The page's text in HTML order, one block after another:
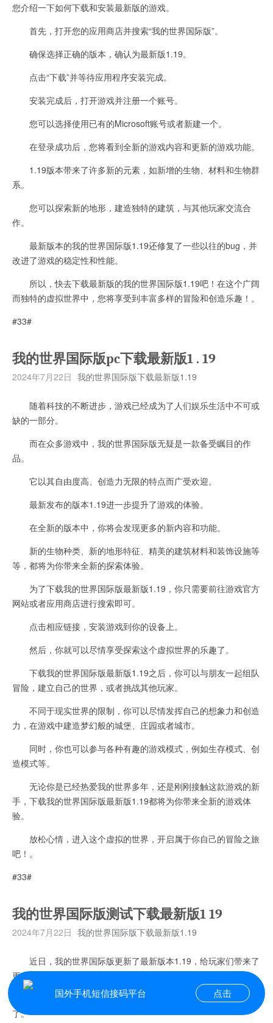
您介绍一下如何下载和安装最新版的游戏。
首先，打开您的应用商店并搜索“我的世界国际版”。
确保选择正确的版本，确认为最新版1.19。
点击“下载”并等待应用程序安装完成。
安装完成后，打开游戏并注册一个账号。
您可以选择使用已有的Microsoft账号或者新建一个。
在登录成功后，您将看到全新的游戏内容和更新的游戏功能。
1.19版本带来了许多新的元素，如新增的生物、材料和生物群
系。
您可以探索新的地形，建造独特的建筑，与其他玩家交流合
作。
最新版本的我的世界国际版1.19还修复了一些以往的bug，并
改进了游戏的稳定性和性能。
所以，快去下载最新版的我的世界国际版1.19吧！在这个广阔
而独特的虚拟世界中，您将享受到丰富多样的冒险和创造乐趣！。
#33#
我的世界国际版pc下载最新版1 . 19
2024年7月22日 我的世界国际版下载最新版1.19
随着科技的不断进步，游戏已经成为了人们娱乐生活中不可或
缺的一部分。
而在众多游戏中，我的世界国际版无疑是一款备受瞩目的作
品。
它以其自由度高、创造力无限的特点而广受欢迎。
最新发布的版本1.19进一步提升了游戏的体验。
在全新的版本中，你将会发现更多的新内容和功能。
新的生物种类、新的地形特征、精美的建筑材料和装饰设施等
等，都将为你带来全新的探索体验。
为了下载我的世界国际版最新版1.19，你只需要前往游戏官方
网站或者应用商店进行搜索即可。
点击相应链接，安装游戏到你的设备上。
然后，你就可以尽情享受探索这个虚拟世界的乐趣了。
下载我的世界国际版最新版1.19之后，你可以与朋友一起组队
冒险，建立自己的世界，或者挑战其他玩家。
不同于现实世界的限制，你可以尽情发挥自己的想象力和创造
力，在游戏中建造梦幻般的城堡、庄园或者城市。
同时，你也可以参与各种有趣的游戏模式，例如生存模式、创
造模式等。
无论你是已经热爱我的世界多年，还是刚刚接触这款游戏的新
手，下载我的世界国际版最新版1.19都将为你带来全新的游戏体
验。
放松心情，进入这个虚拟的世界，开启属于你自己的冒险之旅
吧！。
#33#
我的世界国际版测试下载最新版1 19
2024年7月22日 我的世界国际版下载最新版1.19
近日，我的世界国际版更新了最新版本1.19，给玩家们带来了
更多精彩的游戏内容。
现在，你可以立即下载最新版本，尽情享受全新的游戏体验
了。
国外手机短信接码平台 点击